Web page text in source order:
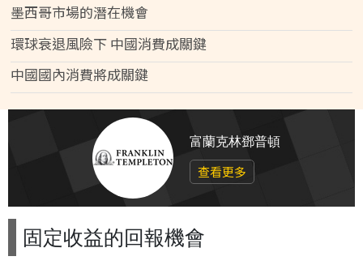
墨西哥市場的潛在機會
環球衰退風險下 中國消費成關鍵
中國國內消費將成關鍵
富蘭克林鄧普頓
查看更多
固定收益的回報機會